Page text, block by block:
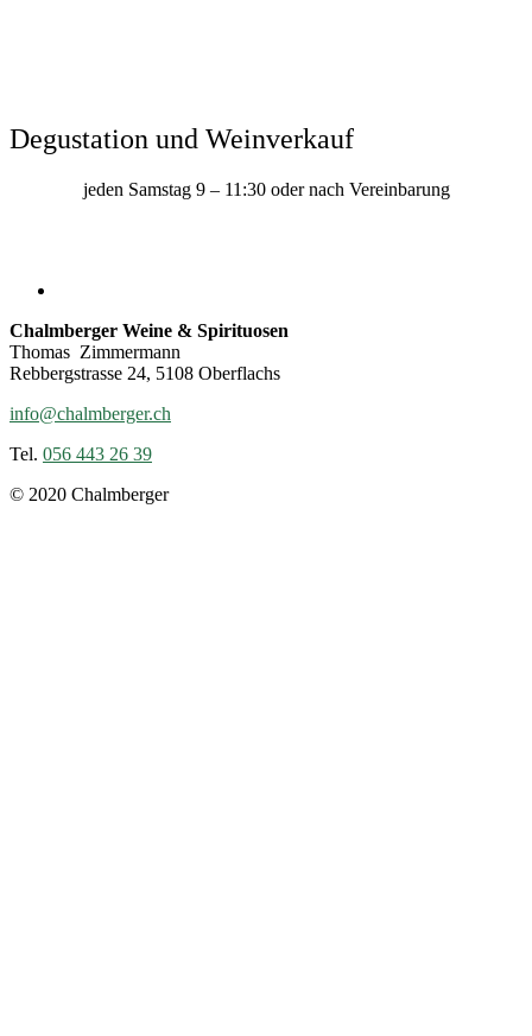
Degustation und Weinverkauf
jeden Samstag 9 – 11:30 oder nach Vereinbarung
Chalmberger Weine & Spirituosen
Thomas Zimmermann
Rebbergstrasse 24, 5108 Oberflachs
info@chalmberger.ch
Tel. 056 443 26 39
© 2020 Chalmberger